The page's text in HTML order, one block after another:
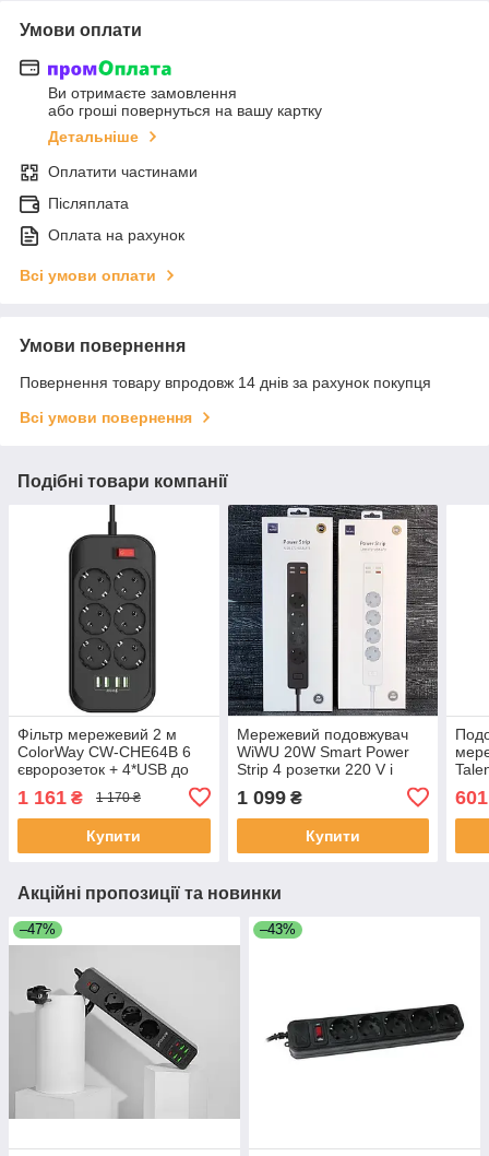
Умови оплати
Ви отримаєте замовлення
або гроші повернуться на вашу картку
Детальніше
Оплатити частинами
Післяплата
Оплата на рахунок
Всі умови оплати
Умови повернення
Повернення товару впродовж 14 днів за рахунок покупця
Всі умови повернення
Подібні товари компанії
Фільтр мережевий 2 м
ColorWay CW-CHE64B 6
євророзеток + 4*USB до
1 161 ₴ 1 170 ₴
Купити
Мережевий подовжувач
WiWU 20W Smart Power
Strip 4 розетки 220 V і
1 099₴
Купити
601
Акційні пропозиції та новинки
–47% –43%